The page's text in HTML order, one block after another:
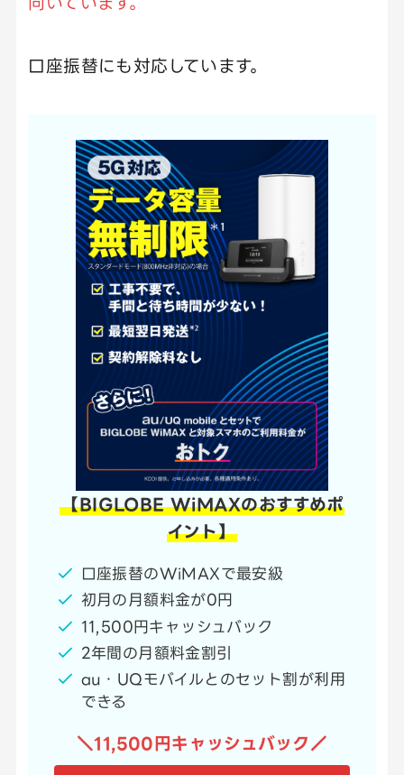
口座振替にも対応しています。
【BIGLOBE WiMAXのおすすめポ
イント】
口座振替のWiMAXで最安級
初月の月額料金が0円
11,500円キャッシュバック
2年間の月額料金割引
au・UQモバイルとのセット割が利用
できる
＼11,500円キャッシュバック／